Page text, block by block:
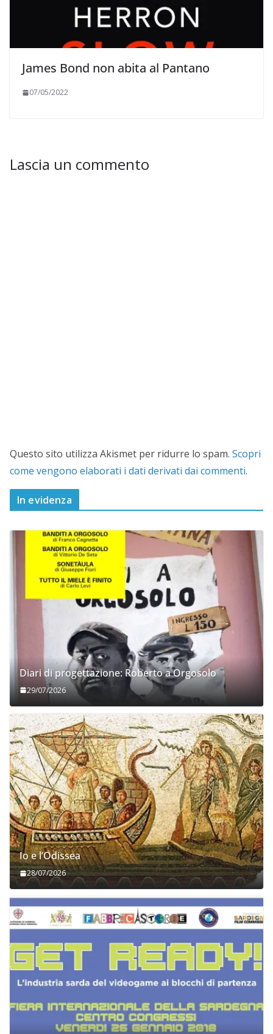
James Bond non abita al Pantano
07/05/2022
Lascia un commento
Questo sito utilizza Akismet per ridurre lo spam. Scopri
come vengono elaborati i dati derivati dai commenti.
In evidenza
Diari di progettazione: Roberto a Orgosolo
29/07/2026
Io e l’Odissea
28/07/2026